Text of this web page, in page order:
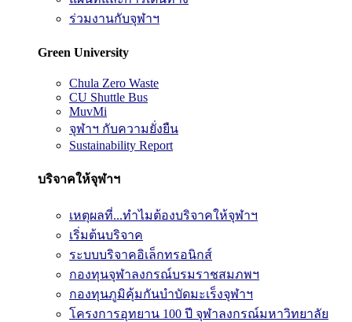
ร่วมงานกับจุฬาฯ
Green University
Chula Zero Waste
CU Shuttle Bus
MuvMi
จุฬาฯ กับความยั่งยืน
Sustainability Report
บริจาคให้จุฬาฯ
เหตุผลที่...ทำไมต้องบริจาคให้จุฬาฯ
เริ่มต้นบริจาค
ระบบบริจาคอิเล็กทรอนิกส์
กองทุนจุฬาลงกรณ์บรมราชสมภพฯ
กองทุนภูมิคุ้มกันบำบัดมะเร็งจุฬาฯ
โครงการอุทยาน 100 ปี จุฬาลงกรณ์มหาวิทยาลัย